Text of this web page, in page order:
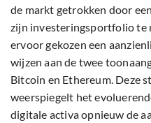
de markt getrokken door
zijn investeringsportfolio te
ervoor gekozen een
wijzen aan de twee
Bitcoin en Ethereum. Deze
weerspiegelt het
digitale activa opnieuw de